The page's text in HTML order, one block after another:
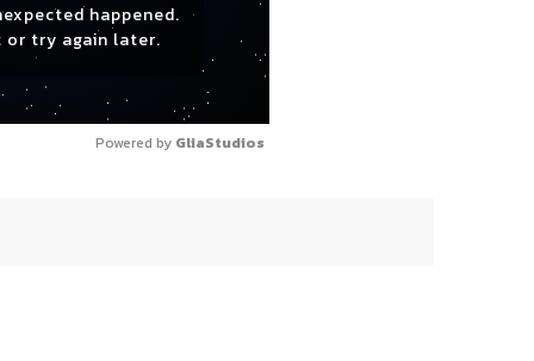
happened.
or try again later.
Powered by GliaStudios